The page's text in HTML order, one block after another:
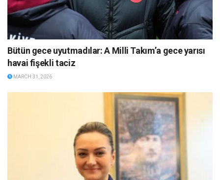
Bütün gece uyutmadılar: A Milli Takım’a gece yarısı
havai fişekli taciz
MARCH 31, 2026